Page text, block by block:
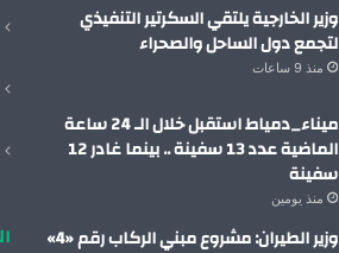
وزير الخارجية يلتقي السكرتير التنفيذي
لتجمع دول الساحل والصحراء
منذ 9 ساعات
ميناء_دمياط استقبل خلال الـ 24 ساعة
الماضية عدد 13 سفينة .. بينما غادر 12
سفينة
منذ يومين
وزير الطيران: مشروع مبني الركاب رقم «4»